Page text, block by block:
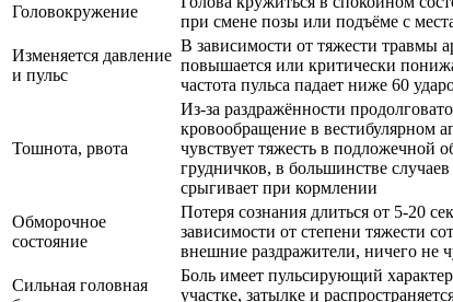
Головокружение
при смене позы или подъёме с
Изменяется давление
и пульс
В зависимости от тяжести травмы
повышается или критически
частота пульса падает ниже 60
Тошнота, рвота
Из-за раздражённости
кровообращение в вестибулярном
чувствует тяжесть в подложечной
грудничков, в большинстве случаев
срыгивает при кормлении
Обморочное
состояние
Потеря сознания длиться от 5-20
зависимости от степени тяжести
внешние раздражители, ничего не
Сильная головная
Боль имеет пульсирующий
участке, затылке и